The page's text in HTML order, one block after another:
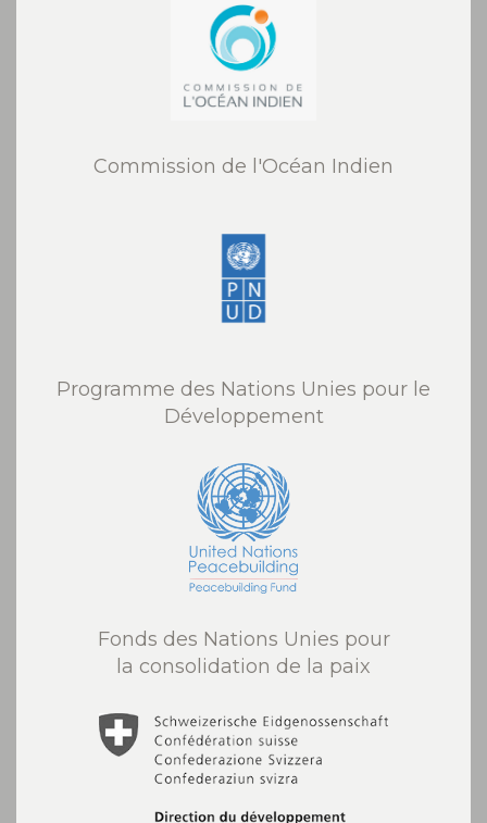
Commission de l'Océan Indien
Programme des Nations Unies pour le
Développement
Fonds des Nations Unies pour
la consolidation de la paix